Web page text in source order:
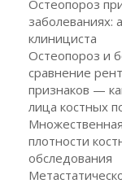
Остеопороз
заболеваниях:
клинициста
Остеопороз и
сравнение
признаков —
лица костных
плотности
обследования